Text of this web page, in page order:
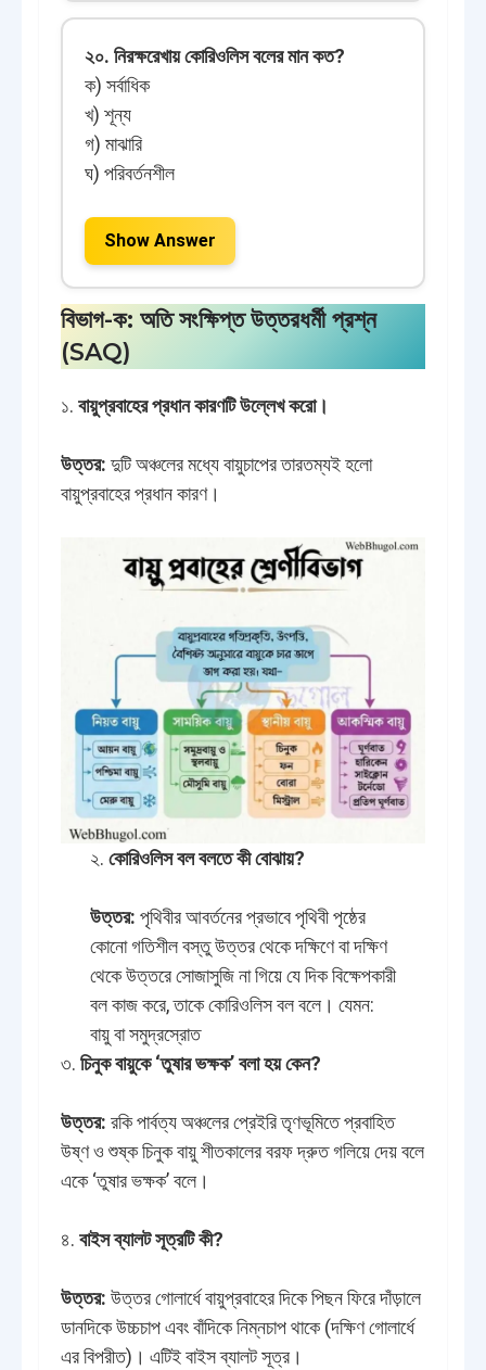
২০. নিরক্ষরেখায় কোরিওলিস বলের মান কত?
ক) সর্বাধিক
খ) শূন্য
গ) মাঝারি
ঘ) পরিবর্তনশীল
Show Answer
বিভাগ-ক: অতি সংক্ষিপ্ত উত্তরধর্মী প্রশ্ন
(SAQ)
১. বায়ুপ্রবাহের প্রধান কারণটি উল্লেখ করো।
উত্তর: দুটি অঞ্চলের মধ্যে বায়ুচাপের তারতম্যই হলো
বায়ুপ্রবাহের প্রধান কারণ।
২. কোরিওলিস বল বলতে কী বোঝায়?
উত্তর: পৃথিবীর আবর্তনের প্রভাবে পৃথিবী পৃষ্ঠের
কোনো গতিশীল বস্তু উত্তর থেকে দক্ষিণে বা দক্ষিণ
থেকে উত্তরে সোজাসুজি না গিয়ে যে দিক বিক্ষেপকারী
বল কাজ করে, তাকে কোরিওলিস বল বলে। যেমন:
বায়ু বা সমুদ্রস্রোত
৩. চিনুক বায়ুকে ‘তুষার ভক্ষক’ বলা হয় কেন?
উত্তর: রকি পার্বত্য অঞ্চলের প্রেইরি তৃণভূমিতে প্রবাহিত
উষ্ণ ও শুষ্ক চিনুক বায়ু শীতকালের বরফ দ্রুত গলিয়ে দেয় বলে
একে ‘তুষার ভক্ষক’ বলে।
৪. বাইস ব্যালট সূত্রটি কী?
উত্তর: উত্তর গোলার্ধে বায়ুপ্রবাহের দিকে পিছন ফিরে দাঁড়ালে
ডানদিকে উচ্চচাপ এবং বাঁদিকে নিম্নচাপ থাকে (দক্ষিণ গোলার্ধে
এর বিপরীত)। এটিই বাইস ব্যালট সূত্র।